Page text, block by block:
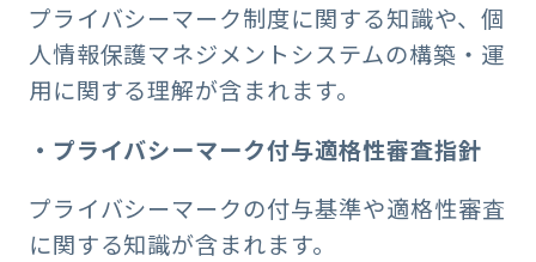
プライバシーマーク制度に関する知識や、個
人情報保護マネジメントシステムの構築・運
用に関する理解が含まれます。
・プライバシーマーク付与適格性審査指針
プライバシーマークの付与基準や適格性審査
に関する知識が含まれます。